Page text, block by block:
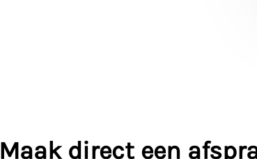
Maak direct een